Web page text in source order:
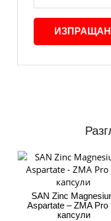
SAN Zinc
Aspartate – ZMA Pro
капсули